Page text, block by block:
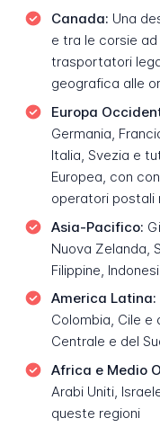
Canada: Una
e tra le corsie
trasportatori
geografica alle
Europa
Germania,
Italia, Svezia e
Europea, con
operatori postali
Asia-Pacifico:
Nuova Zelanda,
Filippine,
America Latina:
Colombia, Cile e
Centrale e del
Africa e Medio
Arabi Uniti,
queste regioni